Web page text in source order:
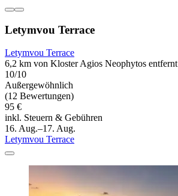
Letymvou Terrace
Letymvou Terrace
6,2 km von Kloster Agios Neophytos entfernt
10/10
Außergewöhnlich
(12 Bewertungen)
95 €
inkl. Steuern & Gebühren
16. Aug.–17. Aug.
Letymvou Terrace